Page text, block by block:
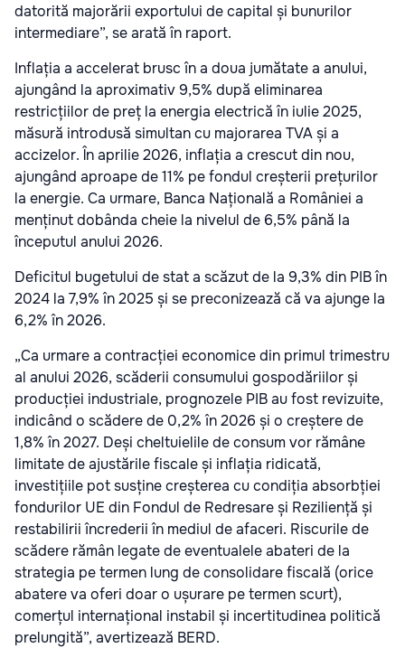
datorită majorării exportului de capital și bunurilor
intermediare”, se arată în raport.
Inflația a accelerat brusc în a doua jumătate a anului,
ajungând la aproximativ 9,5% după eliminarea
restricțiilor de preț la energia electrică în iulie 2025,
măsură introdusă simultan cu majorarea TVA și a
accizelor. În aprilie 2026, inflația a crescut din nou,
ajungând aproape de 11% pe fondul creșterii prețurilor
la energie. Ca urmare, Banca Națională a României a
menținut dobânda cheie la nivelul de 6,5% până la
începutul anului 2026.
Deficitul bugetului de stat a scăzut de la 9,3% din PIB în
2024 la 7,9% în 2025 și se preconizează că va ajunge la
6,2% în 2026.
„Ca urmare a contracției economice din primul trimestru
al anului 2026, scăderii consumului gospodăriilor și
producției industriale, prognozele PIB au fost revizuite,
indicând o scădere de 0,2% în 2026 și o creștere de
1,8% în 2027. Deși cheltuielile de consum vor rămâne
limitate de ajustările fiscale și inflația ridicată,
investițiile pot susține creșterea cu condiția absorbției
fondurilor UE din Fondul de Redresare și Reziliență și
restabilirii încrederii în mediul de afaceri. Riscurile de
scădere rămân legate de eventualele abateri de la
strategia pe termen lung de consolidare fiscală (orice
abatere va oferi doar o ușurare pe termen scurt),
comerțul internațional instabil și incertitudinea politică
prelungită”, avertizează BERD.